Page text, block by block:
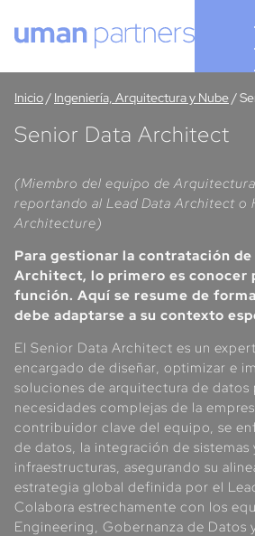
Inicio/ Ingeniería, Arquitectura y Nube/
Senior Data Architect
(Miembro del equipo de
reportando al Lead Data Architect o
Architecture)
Para gestionar la contratación de
Architect, lo primero es conocer
función. Aquí se resume de
debe adaptarse a su contexto
El Senior Data Architect es un
encargado de diseñar, optimizar e
soluciones de arquitectura de datos
necesidades complejas de la
contribuidor clave del equipo, se
de datos, la integración de
infraestructuras, asegurando su
estrategia global definida por el
Colabora estrechamente con los
Engineering, Gobernanza de Datos